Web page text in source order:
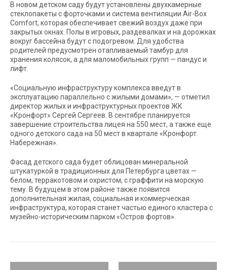
В новом детском саду будут установлены двухкамерные
стеклопакеты с форточками и система вентиляции Air-Box
Comfort, которая обеспечивает свежий воздух даже при
закрытых окнах. Полы в игровых, раздевалках и на дорожках
вокруг бассейна будут с подогревом. Для удобства
родителей предусмотрен отапливаемый тамбур для
хранения колясок, а для маломобильных групп — пандус и
лифт.
«Социальную инфраструктуру комплекса введут в
эксплуатацию параллельно с жилыми домами», — отметил
директор жилых и инфраструктурных проектов ЖК
«Кронфорт» Сергей Сергеев. В сентябре планируется
завершение строительства лицея на 550 мест, а также еще
одного детского сада на 50 мест в квартале «Кронфорт.
Набережная».
Фасад детского сада будет облицован минеральной
штукатуркой в традиционных для Петербурга цветах —
белом, терракотовом и охристом, с граффити на морскую
тему. В будущем в этом районе также появится
дополнительная жилая, социальная и коммерческая
инфраструктура, которая станет частью единого кластера с
музейно-историческим парком «Остров фортов».